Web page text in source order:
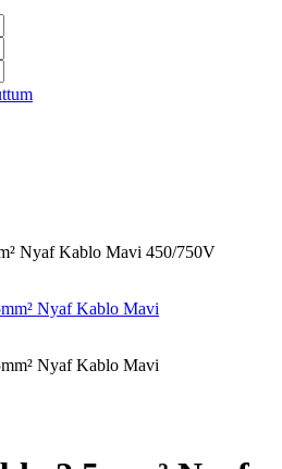
Nyaf Kablo Mavi 450/750V